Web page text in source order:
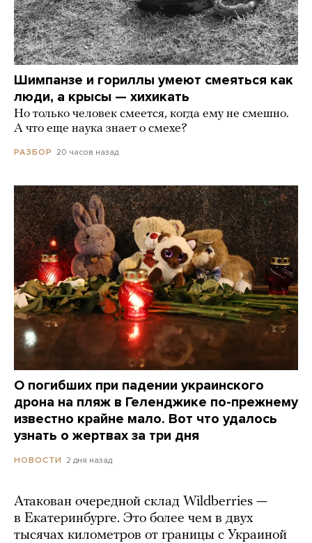
Шимпанзе и гориллы умеют смеяться как
люди, а крысы — хихикать
Но только человек смеется, когда ему не смешно.
А что еще наука знает о смехе?
РАЗБОР 20 часов назад
О погибших при падении украинского
дрона на пляж в Геленджике по-прежнему
известно крайне мало. Вот что удалось
узнать о жертвах за три дня
НОВОСТИ 2 дня назад
Атакован очередной склад Wildberries —
в Екатеринбурге. Это более чем в двух
тысячах километров от границы с Украиной